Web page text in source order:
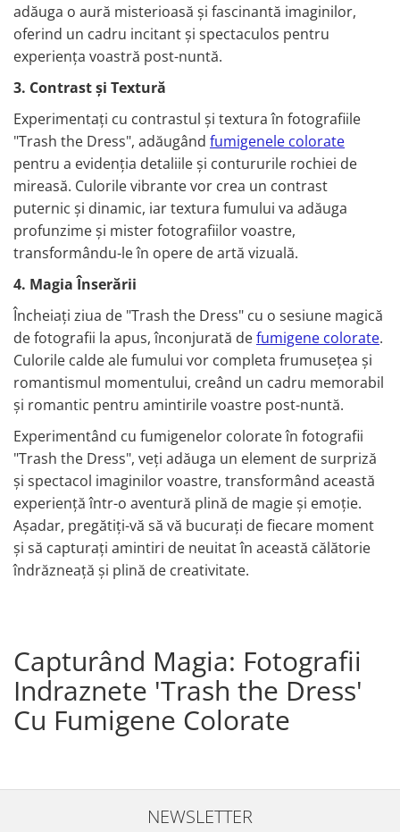
adăuga o aură misterioasă și fascinantă imaginilor,
oferind un cadru incitant și spectaculos pentru
experiența voastră post-nuntă.
3. Contrast și Textură
Experimentați cu contrastul și textura în fotografiile
"Trash the Dress", adăugând fumigenele colorate
pentru a evidenția detaliile și contururile rochiei de
mireasă. Culorile vibrante vor crea un contrast
puternic și dinamic, iar textura fumului va adăuga
profunzime și mister fotografiilor voastre,
transformându-le în opere de artă vizuală.
4. Magia Înserării
Încheiați ziua de "Trash the Dress" cu o sesiune magică
de fotografii la apus, înconjurată defumigene colorate.
Culorile calde ale fumului vor completa frumusețea și
romantismul momentului, creând un cadru memorabil
și romantic pentru amintirile voastre post-nuntă.
Experimentând cu fumigenelor colorate în fotografii
"Trash the Dress", veți adăuga un element de surpriză
și spectacol imaginilor voastre, transformând această
experiență într-o aventură plină de magie și emoție.
Așadar, pregătiți-vă să vă bucurați de fiecare moment
și să capturați amintiri de neuitat în această călătorie
îndrăzneață și plină de creativitate.
Capturând Magia: Fotografii
Indraznete 'Trash the Dress'
Cu Fumigene Colorate
NEWSLETTER